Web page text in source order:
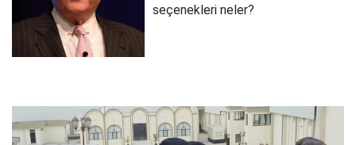
seçenekleri neler?